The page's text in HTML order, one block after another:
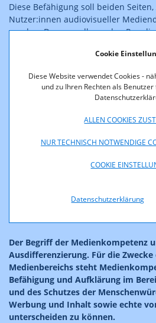
Cookie
Diese Website verwendet Cookies -
und zu Ihren Rechten als
ALLEN COOKIES
NUR TECHNISCH NOTWENDIGE
COOKIE
Datenschutzerklärung
Diese Befähigung soll beiden
Nutzer:innen audiovisueller
werden. Den grundlegenden
irreführender Werbung,
(Stichwort „Aufruf zum Hass“), soll
Durchsetzung neben der
Umgang mit Medien zur Seite
der Meinungsfreiheit erhalten
weite Strecken keiner umfassenden
Grundprinzipien beachtet werden –
Der Begriff der Medienkompetenz
Ausdifferenzierung. Für die
Medienbereichs steht
Befähigung und Aufklärung im
und des Schutzes der
Werbung und Inhalt sowie echte
unterscheiden zu können.